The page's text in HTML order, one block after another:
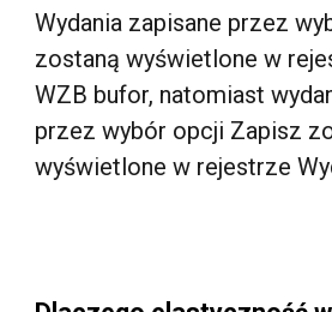
Wydania zapisane przez
zostaną wyświetlone w
WZB bufor, natomiast
przez wybór opcji Zapisz
wyświetlone w rejestrze